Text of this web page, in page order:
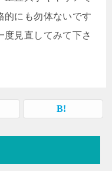
的にも勿体ないです
見直してみて下さ